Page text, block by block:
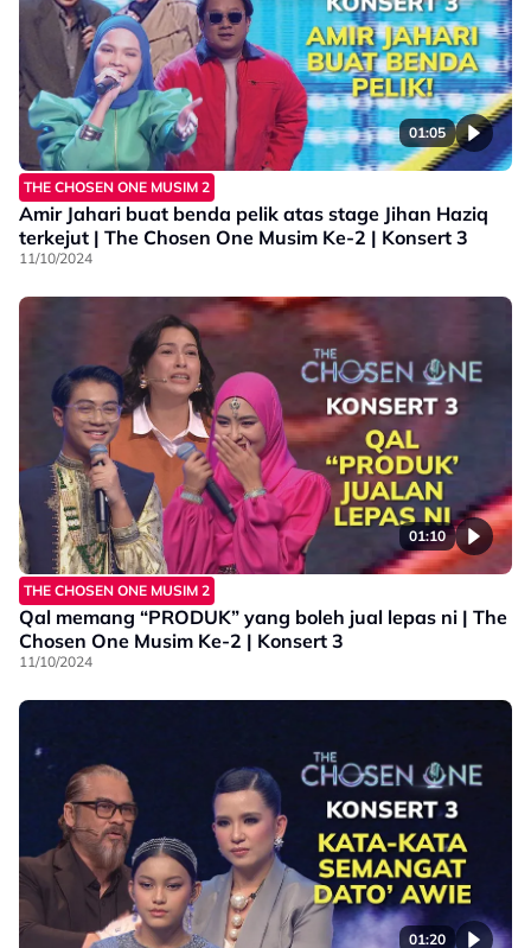
01:05
THE CHOSEN ONE MUSIM 2
Amir Jahari buat benda pelik atas stage Jihan Haziq
terkejut | The Chosen One Musim Ke-2 | Konsert 3
11/10/2024
01:10
THE CHOSEN ONE MUSIM 2
Qal memang “PRODUK” yang boleh jual lepas ni | The
Chosen One Musim Ke-2 | Konsert 3
11/10/2024
01:20